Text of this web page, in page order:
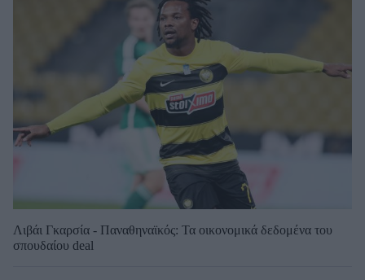
Λιβάι Γκαρσία - Παναθηναϊκός: Τα οικονομικά δεδομένα του
σπουδαίου deal